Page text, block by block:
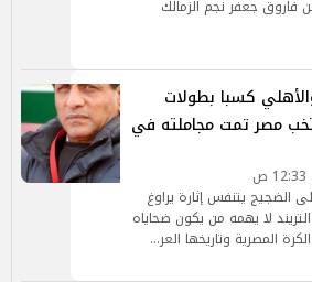
فاروق جعفر نجم الزمالك
كسبا بطولات
مصر تمت مجاملته في
الضجيج يتنفس إثارة يراوغ
لا يهمه من يكون ضحاياه
المصرية وتاريخها العر…